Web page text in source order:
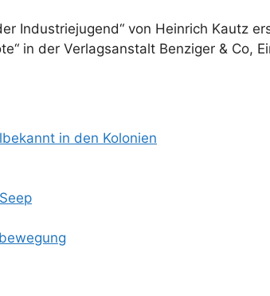
Industriejugend“ von Heinrich Kautz
in der Verlagsanstalt Benziger & Co,
in den Kolonien